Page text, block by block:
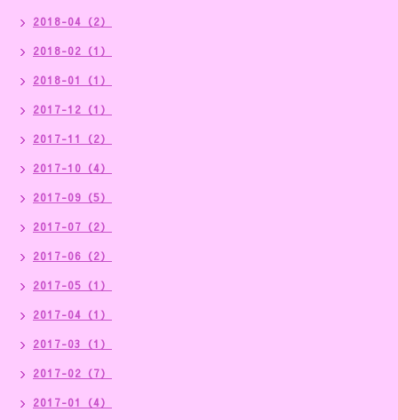
2018-04（2）
2018-02（1）
2018-01（1）
2017-12（1）
2017-11（2）
2017-10（4）
2017-09（5）
2017-07（2）
2017-06（2）
2017-05（1）
2017-04（1）
2017-03（1）
2017-02（7）
2017-01（4）